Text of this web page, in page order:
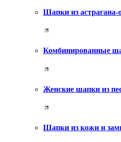
Шапки из астрагана-
Комбинированные
Женские шапки из
Шапки из кожи и